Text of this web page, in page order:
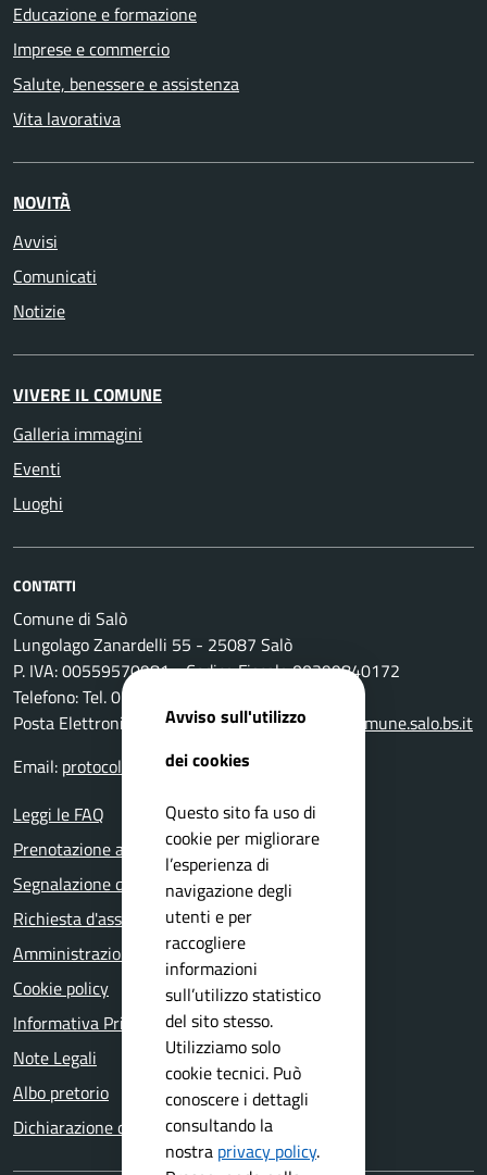
Educazione e formazione
Imprese e commercio
Salute, benessere e assistenza
Vita lavorativa
NOVITÀ
Avvisi
Comunicati
Notizie
VIVERE IL COMUNE
Galleria immagini
Eventi
Luoghi
CONTATTI
Comune di Salò
Lungolago Zanardelli 55 - 25087 Salò
P. IVA: 00559570981 - Codice Fiscale 00399840172
Telefono: Tel. 0365-296801
Posta Elettronica Certificata:protocollo@pec.comune.salo.bs.it
Email: protocollo@comune.salo.bs.it
Leggi le FAQ
Prenotazione appuntamento
Segnalazione disservizio
Richiesta d'assistenza
Amministrazione trasparente
Cookie policy
Informativa Privacy
Note Legali
Albo pretorio
Dichiarazione di accessibilità
Avviso sull'utilizzo
dei cookies
Questo sito fa uso di
cookie per migliorare
l’esperienza di
navigazione degli
utenti e per
raccogliere
informazioni
sull’utilizzo statistico
del sito stesso.
Utilizziamo solo
cookie tecnici. Può
conoscere i dettagli
consultando la
nostra privacy policy.